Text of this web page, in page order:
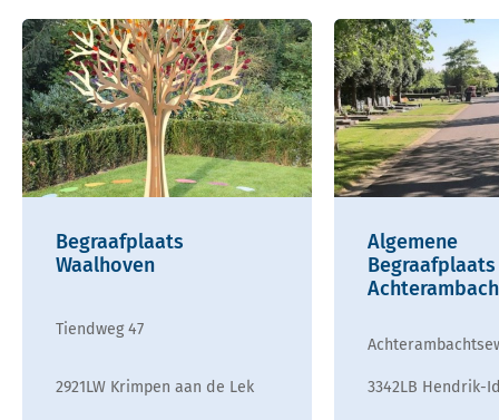
Begraafplaats
Waalhoven
Tiendweg 47
2921LW Krimpen aan de Lek
Algemene
Begraafplaats
3342LB Hendrik-